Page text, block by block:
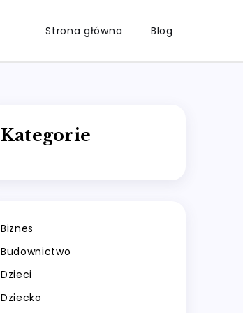
Strona główna Blog
Kategorie
Biznes
Budownictwo
Dzieci
Dziecko